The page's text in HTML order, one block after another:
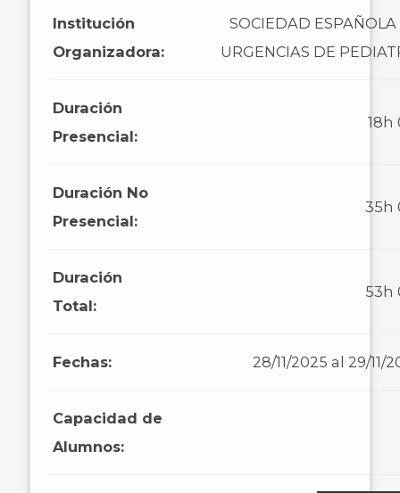
Institución
Organizadora:
SOCIEDAD
URGENCIAS DE
Duración
Presencial:
18h
Duración No
Presencial:
35h
Duración
Total:
53h
Fechas: 28/11/2025 al 29/11/
Capacidad de
Alumnos: